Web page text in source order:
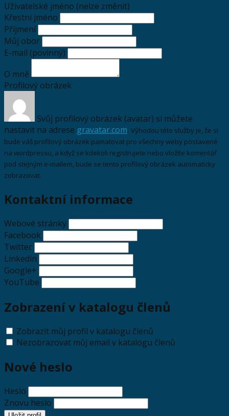
Uživatelské jméno (nelze změnit)
Křestní jméno
Příjmení
Můj obor
E-mail (povinný)
O mně
Profilový obrázek
Svůj profilový obrázek (avatar) si můžete
nastavit na adrese gravatar.com. Výhodou této služby je, že si
bude váš profilový obrázek pamatovat pro všechny weby postavené
na wordpressu, a když se kdekoli registrujete nebo vložíte komentář
pod stejným e-mailem, bude se tento profilový obrázek automaticky
zobrazovat.
Kontaktní informace
Webové stránky
Facebook
Twitter
Linkedin
Google+
YouTube
Zobrazení v katalogu členů
Zobrazit můj profil v katalogu členů
Nezobrazovat můj email v katalogu členů
Nové heslo
Heslo
Znovu heslo